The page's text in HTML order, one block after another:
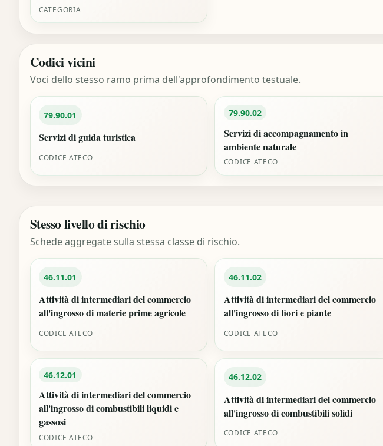
CATEGORIA
Codici vicini
Voci dello stesso ramo prima dell'approfondimento testuale.
79.90.01
Servizi di guida turistica
CODICE ATECO
79.90.02
Servizi di accompagnamento in
ambiente naturale
CODICE ATECO
Stesso livello di rischio
Schede aggregate sulla stessa classe di rischio.
46.11.01
Attività di intermediari del commercio
all'ingrosso di materie prime agricole
CODICE ATECO
46.11.02
Attività di intermediari del commercio
all'ingrosso di fiori e piante
CODICE ATECO
46.12.01
Attività di intermediari del commercio
all'ingrosso di combustibili liquidi e
gassosi
CODICE ATECO
46.12.02
Attività di intermediari del commercio
all'ingrosso di combustibili solidi
CODICE ATECO